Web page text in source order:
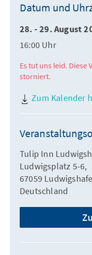
Datum und
28. - 29. August
16:00 Uhr
Es tut uns leid.
storniert.
Zum Kalender
Tulip Inn
Ludwigsplatz 5-6,
67059
Deutschland